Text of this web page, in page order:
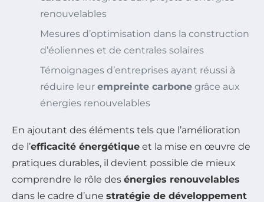
renouvelables
Mesures d’optimisation dans la construction
d’éoliennes et de centrales solaires
Témoignages d’entreprises ayant réussi à
réduire leur empreinte carbone grâce aux
énergies renouvelables
En ajoutant des éléments tels que l’amélioration
de l’efficacité énergétique et la mise en œuvre de
pratiques durables, il devient possible de mieux
comprendre le rôle des énergies renouvelables
dans le cadre d’une stratégie de développement